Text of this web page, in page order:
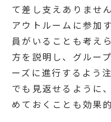
て差し支えありませ
アウトルームに参加
員がいることも考え
方を説明し、グルー
ーズに進行するよう
でも見返せるように
めておくことも効果的